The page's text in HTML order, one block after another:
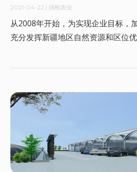
2021-04-22 | 润柏农业
从2008年开始，为实现企业目标，
充分发挥新疆地区自然资源和区位
自治州、吐鲁番地区、新疆生产建
适应性和抗逆性基础上，以实现自
用；同时为推动花生产业向优质化、
方向发展，建设从种子、种植、采
品处理的全产业链条的自主创新与
间地头到百姓餐桌花生全产业链，
——中粮、Mars、国药等企业签署